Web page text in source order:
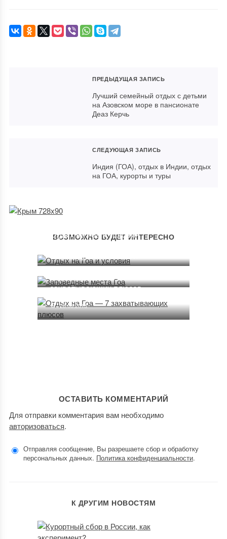
ПРЕДЫДУЩАЯ ЗАПИСЬ
Лучший семейный отдых с детьми
на Азовском море в пансионате
Деаз Керчь
СЛЕДУЮЩАЯ ЗАПИСЬ
Индия (ГОА), отдых в Индии, отдых
на ГОА, курорты и туры
ВОЗМОЖНО БУДЕТ ИНТЕРЕСНО
Отдых на Гоа и условия
Заповедные места Гоа
Отдых на Гоа — 7
захватывающих плюсов
28.06.2013
ОСТАВИТЬ КОММЕНТАРИЙ
Для отправки комментария вам необходимо
авторизоваться.
Отправляя сообщение, Вы разрешаете сбор и обработку
персональных данных. Политика конфиденциальности.
К ДРУГИМ НОВОСТЯМ